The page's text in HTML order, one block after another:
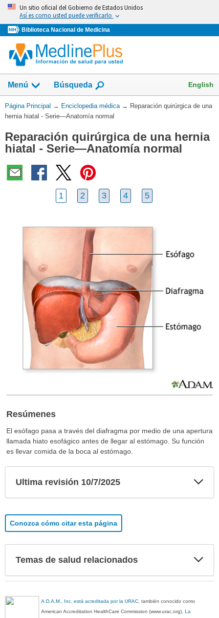
Omita
vaya
al
Contenido
Un sitio oficial del Gobierno de Estados Unidos
Así es como usted puede verificarlo
Biblioteca Nacional de Medicina
Menú Búsqueda English
Usted
está
Página Principal → Enciclopedia médica → Reparación quirúrgica de una
hernia hiatal - Serie—Anatomía normal
Reparación quirúrgica de una hernia
hiatal - Serie—Anatomía normal
1 2 3 4 5
Resúmenes
El esófago pasa a través del diafragma por medio de una apertura
llamada hiato esofágico antes de llegar al estómago. Su función
es llevar comida de la boca al estómago.
Ultima revisión 10/7/2025
Conozca cómo citar esta página
Temas de salud relacionados
A.D.A.M., Inc. está acreditada por la URAC , también conocido como
American Accreditation HealthCare Commission (www.urac.org).La